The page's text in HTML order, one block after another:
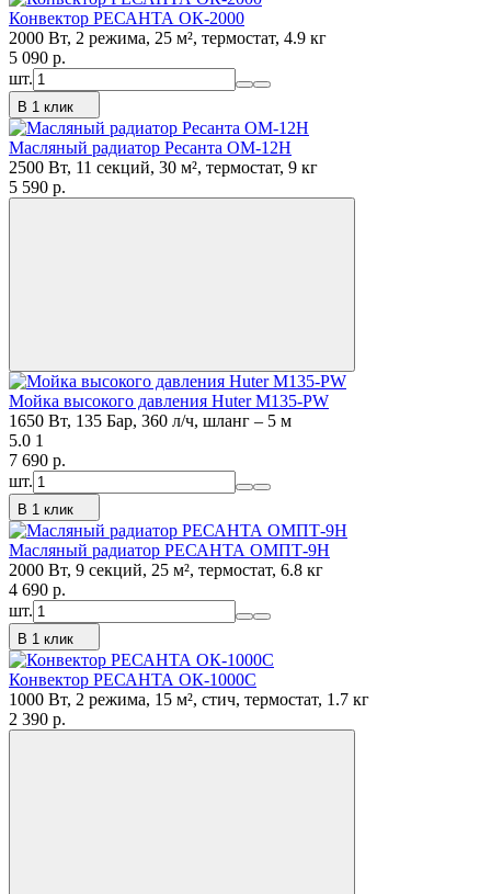
Конвектор РЕСАНТА ОК-2000
2000 Вт, 2 режима, 25 м², термостат, 4.9 кг
5 090 p.
шт.
В 1 клик
Масляный радиатор Ресанта ОМ-12Н
2500 Вт, 11 секций, 30 м², термостат, 9 кг
5 590 p.
Мойка высокого давления Huter M135-PW
1650 Вт, 135 Бар, 360 л/ч, шланг – 5 м
5.0 1
7 690 p.
шт.
В 1 клик
Масляный радиатор РЕСАНТА ОМПТ-9Н
2000 Вт, 9 секций, 25 м², термостат, 6.8 кг
4 690 p.
шт.
В 1 клик
Конвектор РЕСАНТА ОК-1000С
1000 Вт, 2 режима, 15 м², стич, термостат, 1.7 кг
2 390 p.